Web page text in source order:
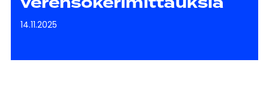
14.11.2025